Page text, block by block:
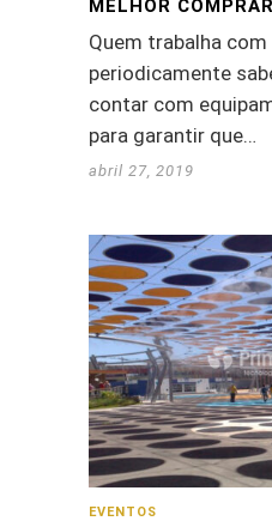
MELHOR
Quem trabalha com
periodicamente
contar com
para garantir que…
abril 27, 2019
EVENTOS